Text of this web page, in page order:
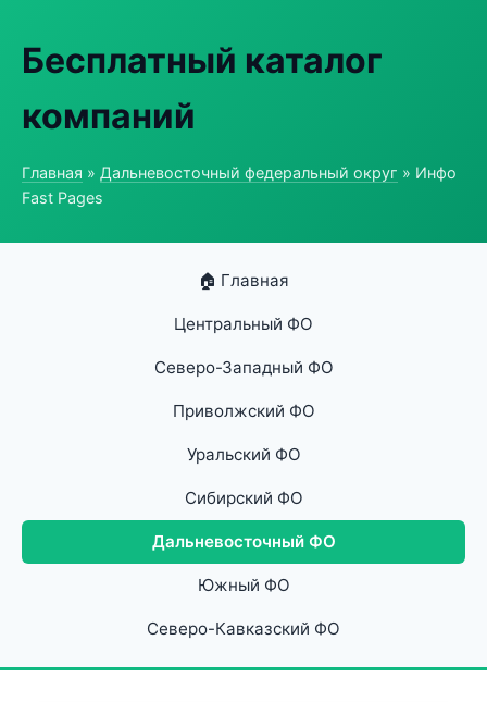
Бесплатный каталог
компаний
Главная » Дальневосточный федеральный округ » Инфо
Fast Pages
🏠 Главная
Центральный ФО
Северо-Западный ФО
Приволжский ФО
Уральский ФО
Сибирский ФО
Дальневосточный ФО
Южный ФО
Северо-Кавказский ФО